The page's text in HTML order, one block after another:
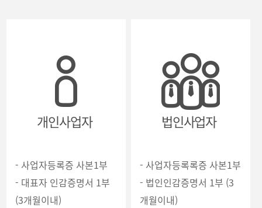
개인사업자
- 사업자등록증 사본1부
- 대표자 인감증명서 1부
(3개월이내)
법인사업자
- 사업자등록록증 사본1부
- 법인인감증명서 1부 (3
개월이내)